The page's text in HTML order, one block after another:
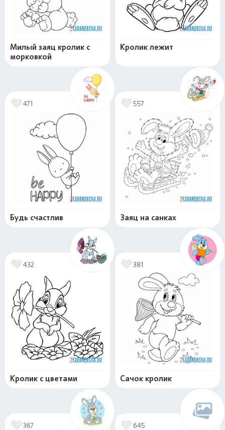
Милый заяц кролик с
морковкой
Кролик лежит
471
Будь счастлив
557
Заяц на санках
432
Кролик с цветами
381
Сачок кролик
367 645